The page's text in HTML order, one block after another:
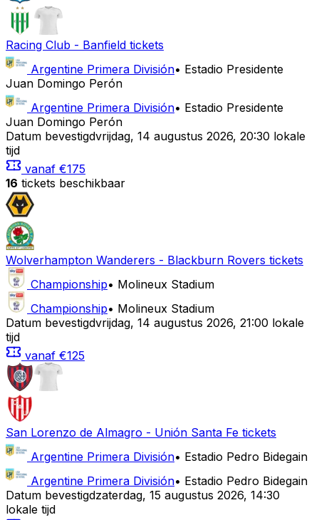
Racing Club - Banfield tickets
Argentine Primera División• Estadio Presidente
Juan Domingo Perón
Argentine Primera División• Estadio Presidente
Juan Domingo Perón
Datum bevestigdvrijdag, 14 augustus 2026, 20:30 lokale
tijd
vanaf €175
16 tickets beschikbaar
Wolverhampton Wanderers - Blackburn Rovers tickets
Championship• Molineux Stadium
Championship• Molineux Stadium
Datum bevestigdvrijdag, 14 augustus 2026, 21:00 lokale
tijd
vanaf €125
San Lorenzo de Almagro - Unión Santa Fe tickets
Argentine Primera División• Estadio Pedro Bidegain
Argentine Primera División• Estadio Pedro Bidegain
Datum bevestigdzaterdag, 15 augustus 2026, 14:30
lokale tijd